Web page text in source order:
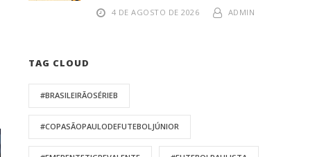
4 DE AGOSTO DE 2026 ADMIN
TAG CLOUD
#BRASILEIRÃOSÉRIEB
#COPASÃOPAULODEFUTEBOLJÚNIOR